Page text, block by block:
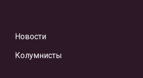
Новости
Колумнисты